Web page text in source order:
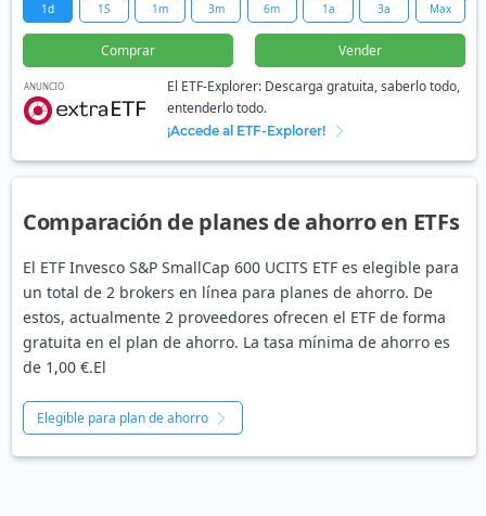
1d 1S 1m 3m 6m 1a 3a Max
Comprar Vender
ANUNCIO
El ETF-Explorer: Descarga gratuita, saberlo todo,
entenderlo todo.
¡Accede al ETF-Explorer!
Comparación de planes de ahorro en ETFs
El ETF Invesco S&P SmallCap 600 UCITS ETF es elegible para
un total de 2 brokers en línea para planes de ahorro. De
estos, actualmente 2 proveedores ofrecen el ETF de forma
gratuita en el plan de ahorro. La tasa mínima de ahorro es
de 1,00 €.El
Elegible para plan de ahorro